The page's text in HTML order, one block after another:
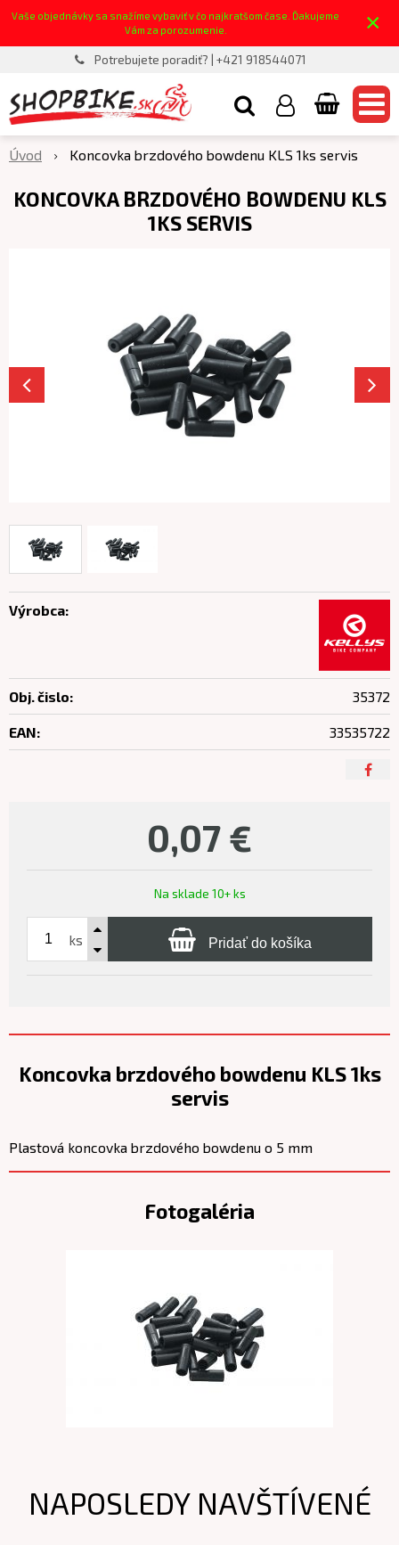
Vaše objednávky sa snažíme vybaviť v čo najkratšom čase. Ďakujeme
Vám za porozumenie.
×
Potrebujete poradiť? | +421 918544071
Úvod Koncovka brzdového bowdenu KLS 1ks servis
KONCOVKA BRZDOVÉHO BOWDENU KLS
1KS SERVIS
0,07 €
Na sklade 10+ ks
ks Pridať do košíka
Výrobca:
Obj. čislo: 35372
EAN: 33535722
Koncovka brzdového bowdenu KLS 1ks
servis
Plastová koncovka brzdového bowdenu o 5 mm
Fotogaléria
NAPOSLEDY NAVŠTÍVENÉ